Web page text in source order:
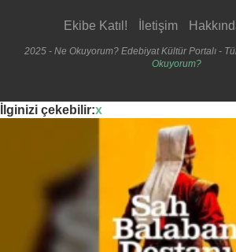
Ekibe Katıl! İletişim
2025 - Ne Okuyorum? Edebiyat Kültür Portalı -
Okuyorum?
İlginizi çekebilir:x